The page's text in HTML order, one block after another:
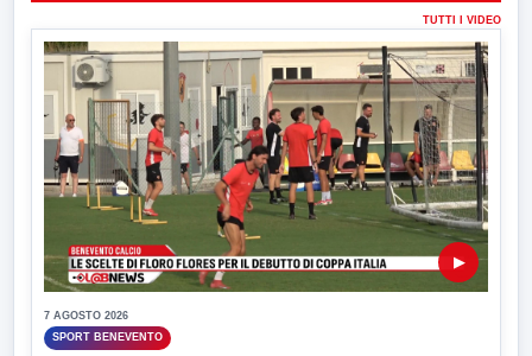
TUTTI I VIDEO
▶
7 AGOSTO 2026
SPORT BENEVENTO